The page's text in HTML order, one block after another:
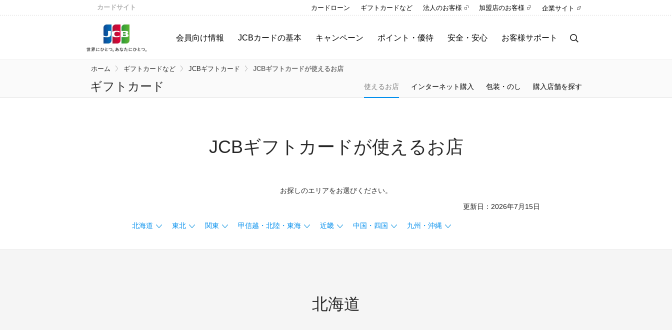
カードサイト
会員向け情報 JCBカードの基本
ご利用ガイド
キャンペーン
キャンペーン一覧
ポイント・優待
優待サービス
安全・安心
保険サービス
お客様サポート
サービス改善レポート
カードローン ギフトカードなど 法人のお客様 加盟店のお客様 企業サイト
ホーム ギフトカードなど JCBギフトカード JCBギフトカードが使えるお店
ギフトカード 使えるお店 インターネット購入 包装・のし 購入店舗を探す
JCBギフトカードが使えるお店
お探しのエリアをお選びください。
更新日：2026年7月15日
北海道 東北 関東 甲信越・北陸・東海 近畿 中国・四国 九州・沖縄
北海道